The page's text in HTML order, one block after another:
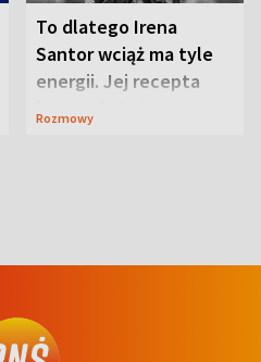
To dlatego Irena
Santor wciąż ma tyle
energii. Jej recepta
jest zaskakująco
Rozmowy